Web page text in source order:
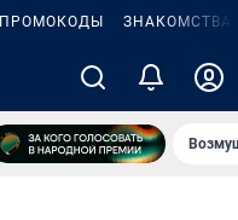
ПРОМОКОДЫ ЗНАКОМСТВА